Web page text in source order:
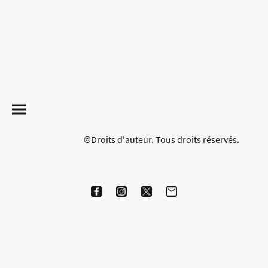
©Droits d'auteur. Tous droits réservés.